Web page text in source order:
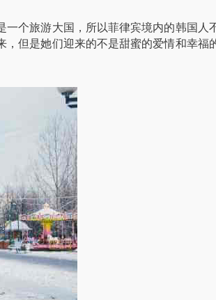
个旅游大国，所以菲律宾境内的韩国人
但是她们迎来的不是甜蜜的爱情和幸福